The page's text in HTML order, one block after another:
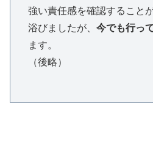
強い責任感を確認すること
浴びましたが、 今でも行っ
ます。
（後略）